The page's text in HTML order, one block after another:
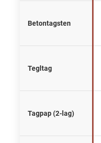
Betontagsten
Tegltag
Tagpap (2-lag)